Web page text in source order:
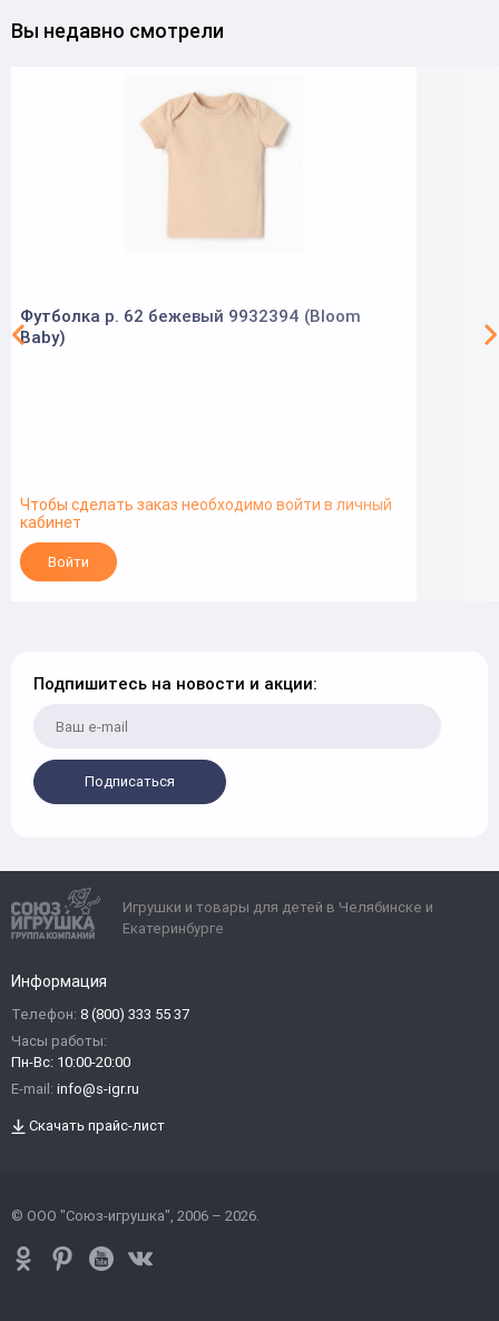
Вы недавно смотрели
Футболка р. 62 бежевый 9932394 (Bloom
Baby)
Чтобы сделать заказ необходимо войти в личный
кабинет
Войти
Подпишитесь на новости и акции:
Подписаться
Игрушки и товары для детей в Челябинске и
Екатеринбурге
Информация
Телефон: 8 (800) 333 55 37
Часы работы:
Пн-Вс: 10:00-20:00
E-mail: info@s-igr.ru
Скачать прайс-лист
© ООО "Союз-игрушка", 2006 – 2026.